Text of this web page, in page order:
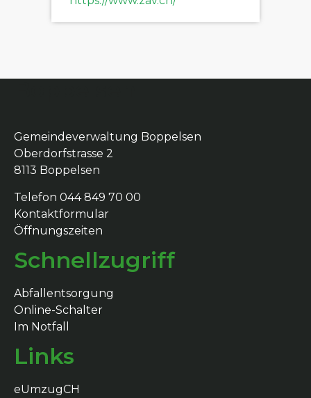
Gemeindeverwaltung Boppelsen
Oberdorfstrasse 2
8113 Boppelsen
Telefon 044 849 70 00
Kontaktformular
Öffnungszeiten
Schnellzugriff
Abfallentsorgung
Online-Schalter
Im Notfall
Links
eUmzugCH